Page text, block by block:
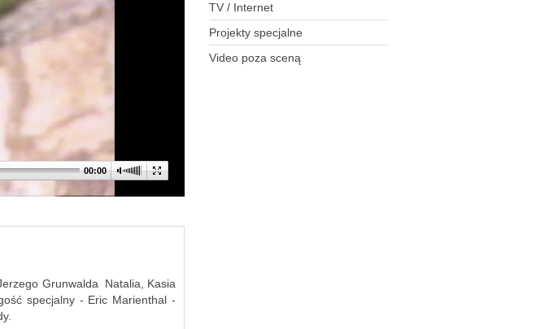
00:00
Grunwalda Natalia, Kasia
specjalny - Eric Marienthal -
TV / Internet
Projekty specjalne
Video poza sceną